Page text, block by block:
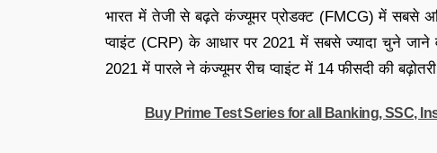
भारत में तेजी से बढ़ते कंज्यूमर प्रोडक्ट (FMCG) में सबसे
प्वाइंट (CRP) के आधार पर 2021 में सबसे ज्यादा चुने जाने
2021 में पारले ने कंज्यूमर रीच प्वाइंट में 14 फीसदी की
Buy Prime Test Series for all Banking, SSC,